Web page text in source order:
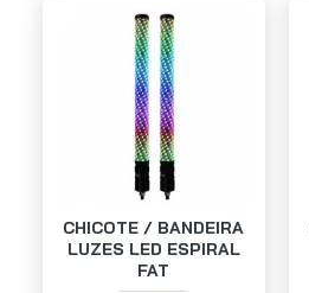
CHICOTE / BANDEIRA
LUZES LED ESPIRAL
FAT